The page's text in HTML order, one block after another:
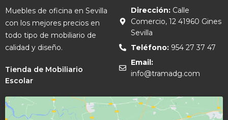
Muebles de oficina en Sevilla
con los mejores precios en
todo tipo de mobiliario de
calidad y diseño.
Tienda de Mobiliario
Escolar
Dirección:Calle
Comercio, 12 41960 Gines
Sevilla
Teléfono:954 27 37 47
Email:
info@tramadg.com